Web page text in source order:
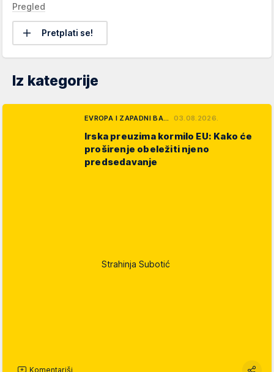
Pregled
Pretplati se!
Iz kategorije
EVROPA I ZAPADNI BA… 03.08.2026.
Irska preuzima kormilo EU: Kako će
proširenje obeležiti njeno
predsedavanje
Strahinja Subotić
Komentariši